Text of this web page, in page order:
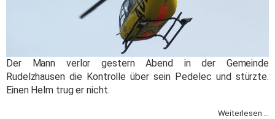
Der Mann verlor gestern Abend in der Gemeinde
Rudelzhausen die Kontrolle über sein Pedelec und stürzte.
Einen Helm trug er nicht.
Weiterlesen ...